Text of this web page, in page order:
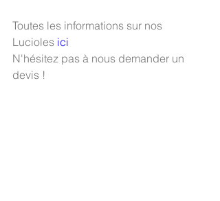
Toutes les informations sur nos
Lucioles ici
N'hésitez pas à nous demander un
devis !